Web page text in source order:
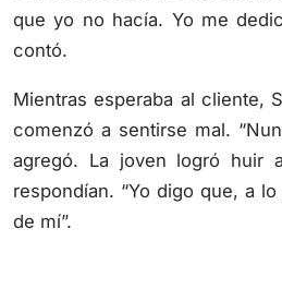
que yo no hacía. Yo me
contó.
Mientras esperaba al cliente,
comenzó a sentirse mal.
agregó. La joven logró huir
respondían. “Yo digo que, a
de mí”.